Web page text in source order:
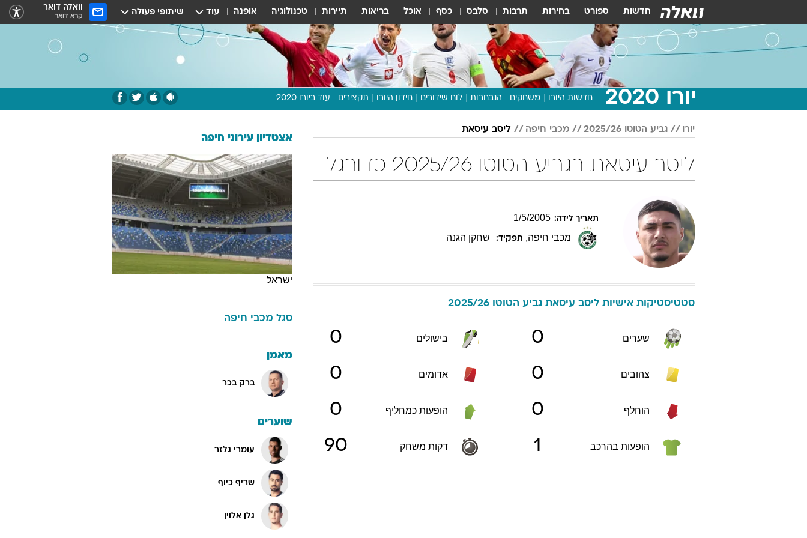
חדשות ספורט בחירות תרבות סלבס כסף אוכל בריאות תיירות טכנולוגיה אופנה עוד שיתופי פעולה וואלה דואר
קרא דואר
יורו 2020 חדשות היורו משחקים הנבחרות לוח שידורים חידון היורו תקצירים עוד ביורו 2020
תכנית היורו
לוח תוצאות
וואלה! ספורט
יורו גביע הטוטו 2025/26 מכבי חיפה ליסב עיסאת
ליסב עיסאת בגביע הטוטו 2025/26 כדורגל
תאריך לידה: 1/5/2005
מכבי חיפה, תפקיד: שחקן הגנה
סטטיסטיקות אישיות ליסב עיסאת גביע הטוטו 2025/26
שערים 0 בישולים 0
צהובים 0 אדומים 0
הוחלף 0 הופעות כמחליף 0
הופעות בהרכב 1 דקות משחק 90
אצטדיון עירוני חיפה
ישראל
סגל מכבי חיפה
מאמן
ברק בכר
שוערים
עומרי גלזר
שריף כיוף
גלן אלוין